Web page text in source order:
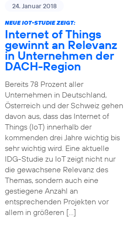
24. Januar 2018
NEUE IOT-STUDIE ZEIGT:
Internet of Things
gewinnt an Relevanz
in Unternehmen der
DACH-Region
Bereits 78 Prozent aller
Unternehmen in Deutschland,
Österreich und der Schweiz gehen
davon aus, dass das Internet of
Things (IoT) innerhalb der
kommenden drei Jahre wichtig bis
sehr wichtig wird. Eine aktuelle
IDG-Studie zu IoT zeigt nicht nur
die gewachsene Relevanz des
Themas, sondern auch eine
gestiegene Anzahl an
entsprechenden Projekten vor
allem in größeren […]